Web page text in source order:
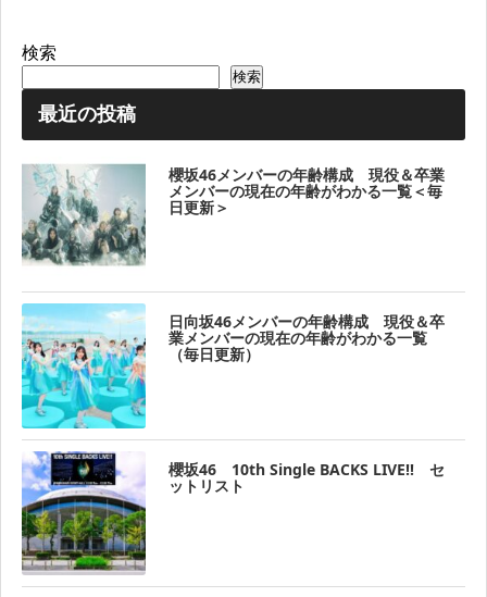
検索
検索
最近の投稿
櫻坂46メンバーの年齢構成 現役＆卒業
メンバーの現在の年齢がわかる一覧＜毎
日更新＞
日向坂46メンバーの年齢構成 現役＆卒
業メンバーの現在の年齢がわかる一覧
（毎日更新）
櫻坂46 10th Single BACKS LIVE!! セ
ットリスト